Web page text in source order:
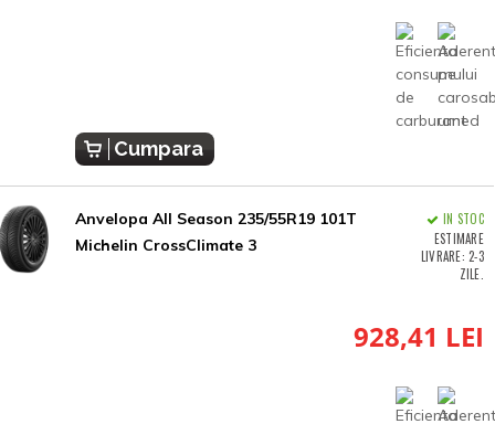
Cumpara
Anvelopa All Season 235/55R19 101T
Michelin CrossClimate 3
IN STOC
ESTIMARE
LIVRARE: 2-3
ZILE.
928,41 LEI